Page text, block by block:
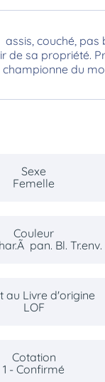
couché,
de sa propriété.
du
Sexe
Femelle
Couleur
pan. Bl. Tr.env.
au Livre d'origine
LOF
Cotation
1 - Confirmé